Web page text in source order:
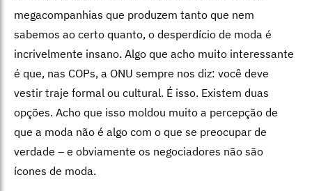
megacompanhias que produzem tanto que nem
sabemos ao certo quanto, o desperdício de moda é
incrivelmente insano. Algo que acho muito interessante
é que, nas COPs, a ONU sempre nos diz: você deve
vestir traje formal ou cultural. É isso. Existem duas
opções. Acho que isso moldou muito a percepção de
que a moda não é algo com o que se preocupar de
verdade – e obviamente os negociadores não são
ícones de moda.